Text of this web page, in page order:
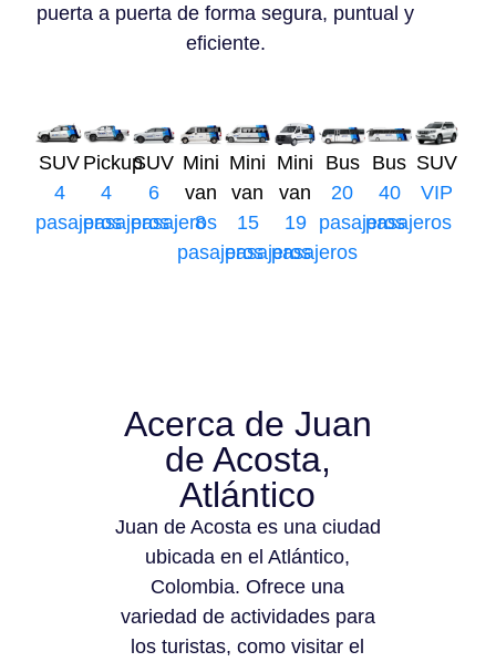
puerta a puerta de forma segura, puntual y
eficiente.
SUV
4
pasajeros
Pickup
4
pasajeros
SUV
6
pasajeros
Mini
van
8
pasajeros
Mini
van
15
pasajeros
Mini
van
19
pasajeros
Bus
20
pasajeros
Bus
40
pasajeros
SUV
VIP
Acerca de Juan
de Acosta,
Atlántico
Juan de Acosta es una ciudad
ubicada en el Atlántico,
Colombia. Ofrece una
variedad de actividades para
los turistas, como visitar el